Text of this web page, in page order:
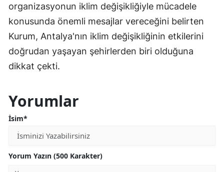
organizasyonun iklim değişikliğiyle mücadele
konusunda önemli mesajlar vereceğini belirten
Kurum, Antalya'nın iklim değişikliğinin etkilerini
doğrudan yaşayan şehirlerden biri olduğuna
dikkat çekti.
Yorumlar
İsim*
Yorum Yazın (500 Karakter)